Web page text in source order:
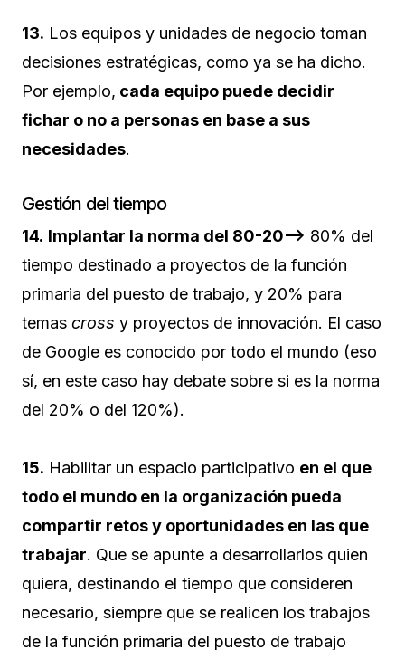
13. Los equipos y unidades de negocio toman
decisiones estratégicas, como ya se ha dicho.
Por ejemplo, cada equipo puede decidir
fichar o no a personas en base a sus
necesidades.
Gestión del tiempo
14. Implantar la norma del 80-20–> 80% del
tiempo destinado a proyectos de la función
primaria del puesto de trabajo, y 20% para
temas cross y proyectos de innovación. El caso
de Google es conocido por todo el mundo (eso
sí, en este caso hay debate sobre si es la norma
del 20% o del 120%).
15. Habilitar un espacio participativo en el que
todo el mundo en la organización pueda
compartir retos y oportunidades en las que
trabajar. Que se apunte a desarrollarlos quien
quiera, destinando el tiempo que consideren
necesario, siempre que se realicen los trabajos
de la función primaria del puesto de trabajo